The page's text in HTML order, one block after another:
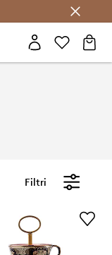
Filtri